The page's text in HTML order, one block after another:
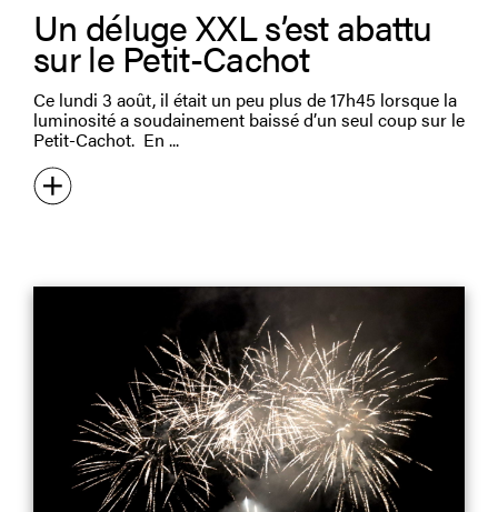
Un déluge XXL s’est abattu
sur le Petit-Cachot
Ce lundi 3 août, il était un peu plus de 17h45 lorsque la
luminosité a soudainement baissé d’un seul coup sur le
Petit-Cachot. En